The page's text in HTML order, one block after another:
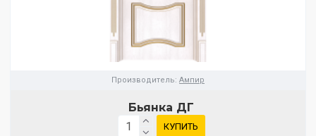
Производитель: Ампир
Бьянка ДГ
КУПИТЬ